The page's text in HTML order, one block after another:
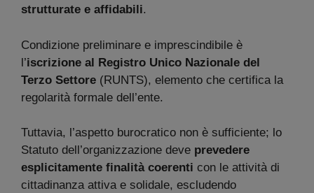
strutturate e affidabili.
Condizione preliminare e imprescindibile è
l’iscrizione al Registro Unico Nazionale del
Terzo Settore (RUNTS), elemento che certifica la
regolarità formale dell’ente.
Tuttavia, l’aspetto burocratico non è sufficiente; lo
Statuto dell’organizzazione deve prevedere
esplicitamente finalità coerenti con le attività di
cittadinanza attiva e solidale, escludendo